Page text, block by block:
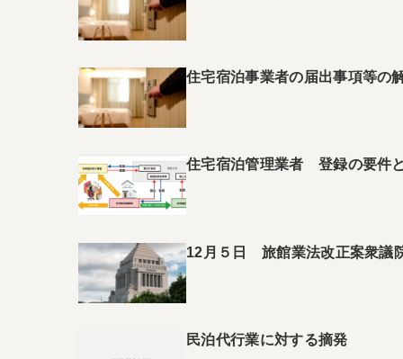
住宅宿泊事業者の届出事項等
住宅宿泊管理業者 登録の要件
12月５日 旅館業法改正案衆議
民泊代行業に対する摘発